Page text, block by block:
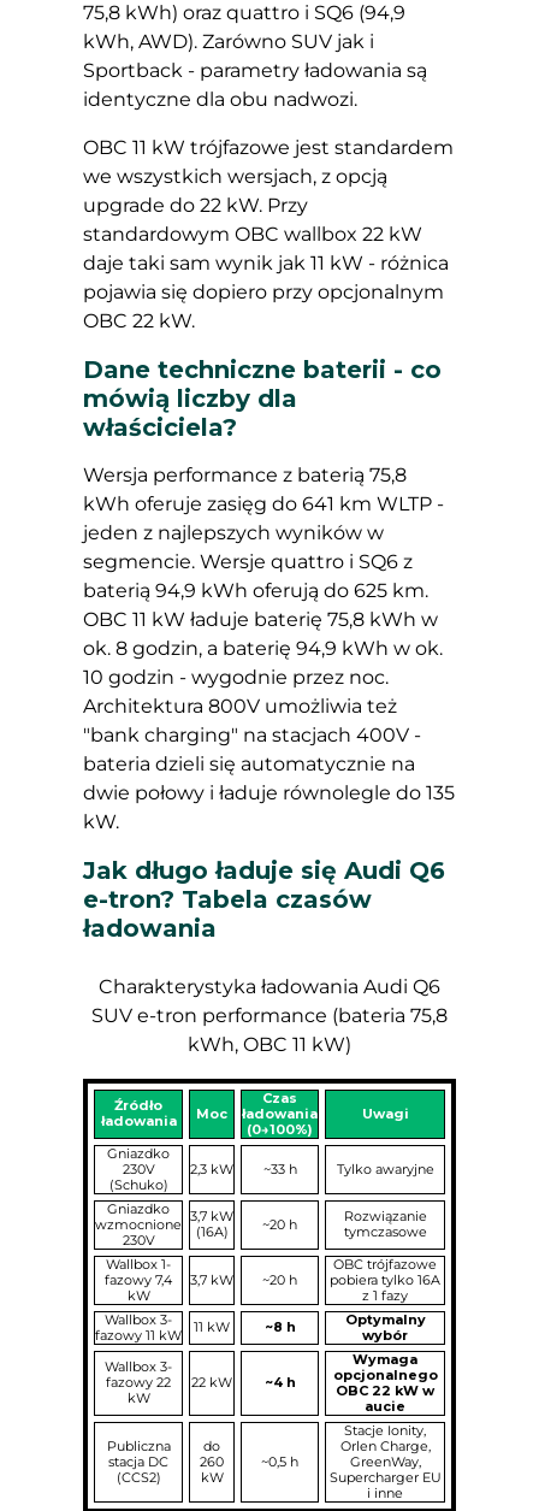
75,8 kWh) oraz quattro i SQ6 (94,9
kWh, AWD). Zarówno SUV jak i
Sportback - parametry ładowania są
identyczne dla obu nadwozi.
OBC 11 kW trójfazowe jest standardem
we wszystkich wersjach, z opcją
upgrade do 22 kW. Przy
standardowym OBC wallbox 22 kW
daje taki sam wynik jak 11 kW - różnica
pojawia się dopiero przy opcjonalnym
OBC 22 kW.
Dane techniczne baterii - co
mówią liczby dla
właściciela?
Wersja performance z baterią 75,8
kWh oferuje zasięg do 641 km WLTP -
jeden z najlepszych wyników w
segmencie. Wersje quattro i SQ6 z
baterią 94,9 kWh oferują do 625 km.
OBC 11 kW ładuje baterię 75,8 kWh w
ok. 8 godzin, a baterię 94,9 kWh w ok.
10 godzin - wygodnie przez noc.
Architektura 800V umożliwia też
"bank charging" na stacjach 400V -
bateria dzieli się automatycznie na
dwie połowy i ładuje równolegle do 135
kW.
Jak długo ładuje się Audi Q6
e-tron? Tabela czasów
ładowania
Charakterystyka ładowania Audi Q6
SUV e-tron performance (bateria 75,8
kWh, OBC 11 kW)
Źródło
ładowania
Moc
Czas
ładowania
(0→100%)
Uwagi
Gniazdko
230V
(Schuko)
2,3 kW ~33 h Tylko awaryjne
Gniazdko
wzmocnione
230V
3,7 kW
(16A)
~20 h
Rozwiązanie
tymczasowe
Wallbox 1-
fazowy 7,4
kW
3,7 kW ~20 h
OBC trójfazowe
pobiera tylko 16A
z 1 fazy
Wallbox 3-
fazowy 11 kW
11 kW ~8 h
Optymalny
wybór
Wallbox 3-
fazowy 22
kW
22 kW ~4 h
Wymaga
opcjonalnego
OBC 22 kW w
aucie
Publiczna
stacja DC
(CCS2)
do
260
kW
~0,5 h
Stacje Ionity,
Orlen Charge,
GreenWay,
Supercharger EU
i inne